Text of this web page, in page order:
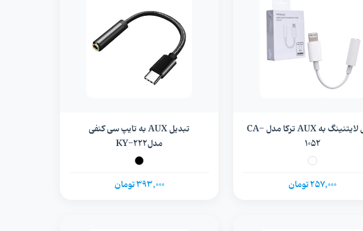
مبدل لایتنینگ به AUX ترکا مدل CA-
1052
257,000 تومان
تبدیل AUX به تایپ سی کنفی
مدلKY-۲۲۲
393,000 تومان